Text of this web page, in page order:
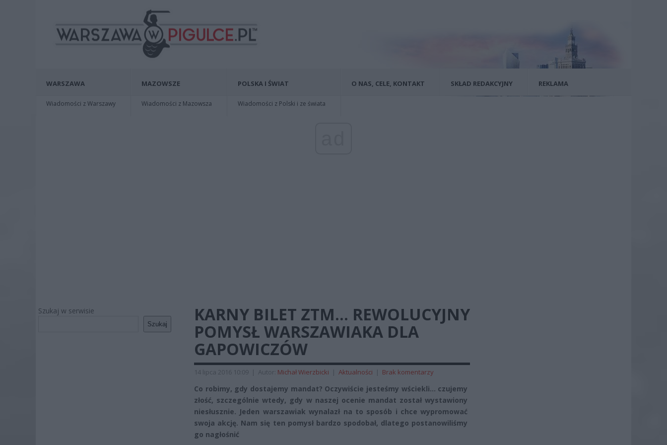
WARSZAWA
Wiadomości z Warszawy
MAZOWSZE
Wiadomości z Mazowsza
POLSKA I ŚWIAT
Wiadomości z Polski i ze świata
O NAS, CELE, KONTAKT SKŁAD REDAKCYJNY REKLAMA
Szukaj w serwisie
Szukaj
KARNY BILET ZTM… REWOLUCYJNY
POMYSŁ WARSZAWIAKA DLA
GAPOWICZÓW
14 lipca 2016 10:09 | Autor: Michał Wierzbicki | Aktualności | Brak komentarzy
Co robimy, gdy dostajemy mandat? Oczywiście jesteśmy wściekli… czujemy
złość, szczególnie wtedy, gdy w naszej ocenie mandat został wystawiony
niesłusznie. Jeden warszawiak wynalazł na to sposób i chce wypromować
swoja akcję. Nam się ten pomysł bardzo spodobał, dlatego postanowiliśmy
go nagłośnić